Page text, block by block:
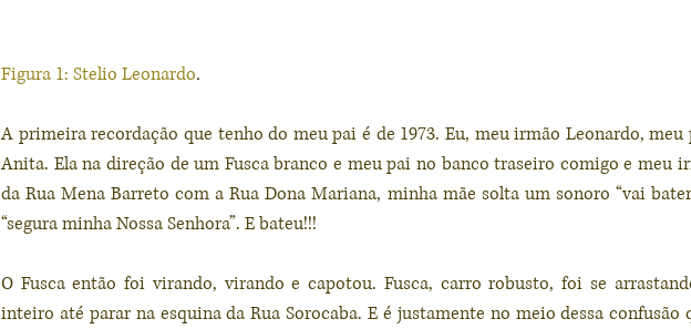
Figura 1: Stelio Leonardo.
A primeira recordação que tenho do meu pai é de 1973. Eu, meu irmão Leonardo, meu
Anita. Ela na direção de um Fusca branco e meu pai no banco traseiro comigo e meu
da Rua Mena Barreto com a Rua Dona Mariana, minha mãe solta um sonoro “vai
“segura minha Nossa Senhora”. E bateu!!!
O Fusca então foi virando, virando e capotou. Fusca, carro robusto, foi se
inteiro até parar na esquina da Rua Sorocaba. E é justamente no meio dessa confusão